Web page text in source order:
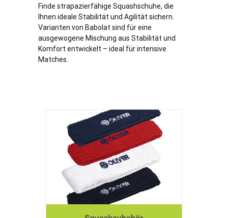
Finde strapazierfähige Squashschuhe, die
Ihnen ideale Stabilität und Agilität sichern.
Varianten von Babolat sind für eine
ausgewogene Mischung aus Stabilität und
Komfort entwickelt – ideal für intensive
Matches.